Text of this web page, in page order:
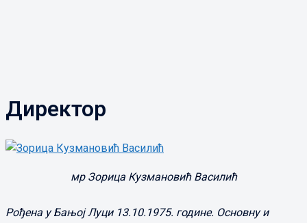
Директор
мр Зорица Кузмановић Василић
Рођена у Бањој Луци 13.10.1975. године. Основну и